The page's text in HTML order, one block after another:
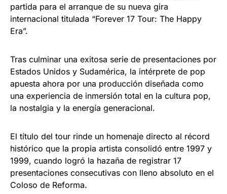
partida para el arranque de su nueva gira
internacional titulada “Forever 17 Tour: The Happy
Era”.
Tras culminar una exitosa serie de presentaciones por
Estados Unidos y Sudamérica, la intérprete de pop
apuesta ahora por una producción diseñada como
una experiencia de inmersión total en la cultura pop,
la nostalgia y la energía generacional.
El título del tour rinde un homenaje directo al récord
histórico que la propia artista consolidó entre 1997 y
1999, cuando logró la hazaña de registrar 17
presentaciones consecutivas con lleno absoluto en el
Coloso de Reforma.